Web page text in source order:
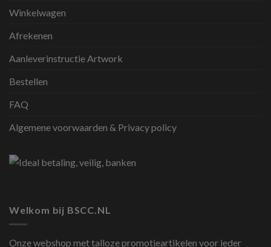
Winkelwagen
Afrekenen
Aanleverinstructie Artwork
Bestellen
FAQ
Algemene voorwaarden & Privacy policy
Welkom bij BSCC.NL
Onze webshop met talloze promotieartikelen voor ieder